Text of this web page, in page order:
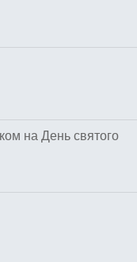
на День святого